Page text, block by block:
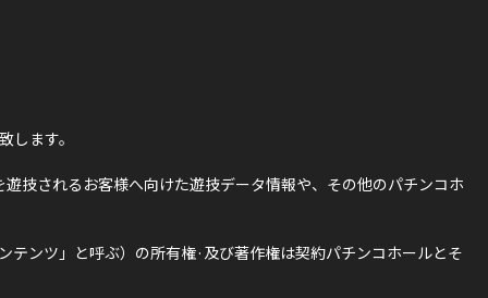
ます。
技されるお客様へ向けた遊技データ情報や、その他のパチンコホ
ンツ」と呼ぶ）の所有権·及び著作権は契約パチンコホールとそ